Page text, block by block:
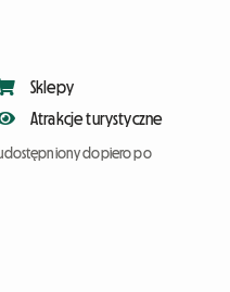
Sklepy
Atrakcje turystyczne
udostępniony dopiero po